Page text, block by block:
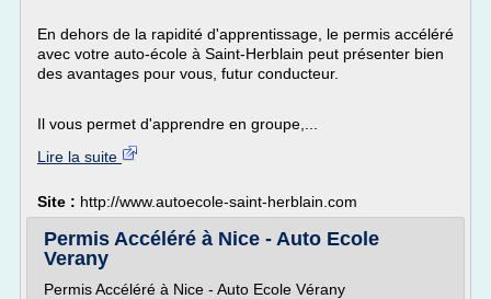
En dehors de la rapidité d'apprentissage, le permis accéléré
avec votre auto-école à Saint-Herblain peut présenter bien
des avantages pour vous, futur conducteur.
Il vous permet d'apprendre en groupe,...
Lire la suite
Site : http://www.autoecole-saint-herblain.com
Permis Accéléré à Nice - Auto Ecole
Verany
Permis Accéléré à Nice - Auto Ecole Vérany